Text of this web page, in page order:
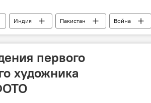
Индия Пакистан Война
Эскалация массовая гибель
первого
художника